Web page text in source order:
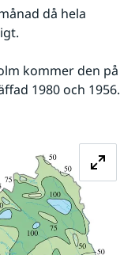
då hela
kommer den på
1980 och 1956.